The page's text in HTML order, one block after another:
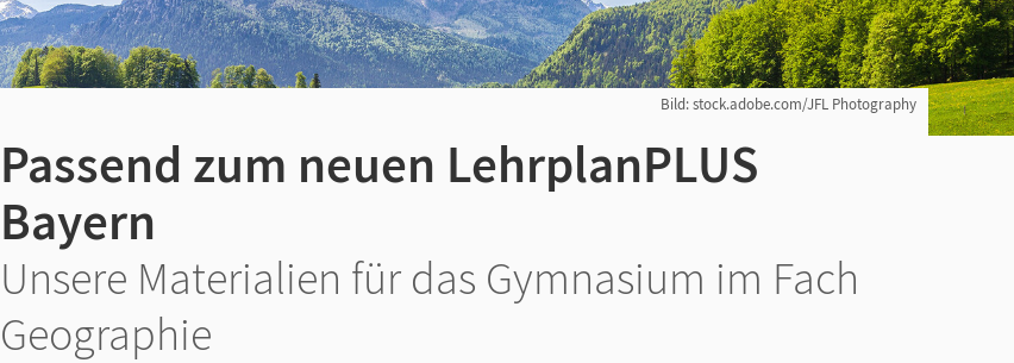
Bild: stock.adobe.com/JFL Photography
Passend zum neuen LehrplanPLUS
Bayern
Unsere Materialien für das Gymnasium im Fach
Geographie